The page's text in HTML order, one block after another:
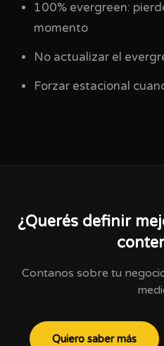
100% evergreen:
momento
No actualizar el
Forzar estacional
¿Querés definir
Contanos sobre tu
Quiero saber más